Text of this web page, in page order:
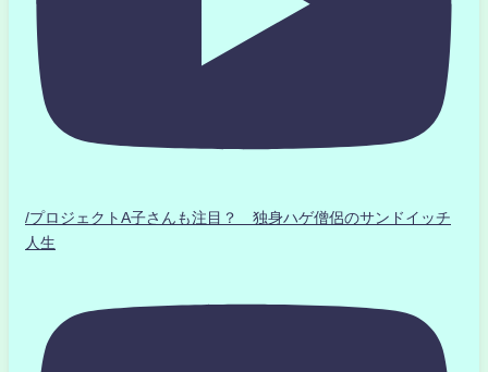
/プロジェクトA子さんも注目？ 独身ハゲ僧侶のサンドイッチ
人生